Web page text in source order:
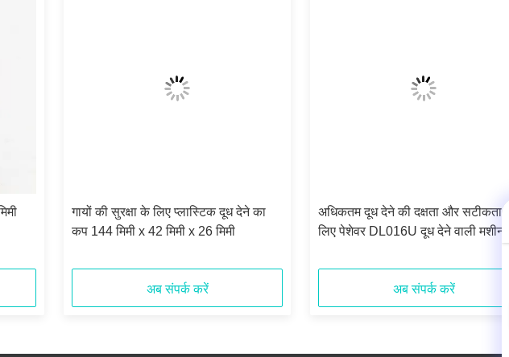
गायों की सुरक्षा के लिए प्लास्टिक दूध देने का
कप 144 मिमी x 42 मिमी x 26 मिमी
अब संपर्क करें
अधिकतम दूध देने की दक्षता और सटीकता के
लिए पेशेवर DL016U दूध देने वाली मशीन
अब संपर्क करें